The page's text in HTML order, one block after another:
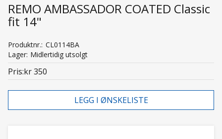
REMO AMBASSADOR COATED Classic
fit 14"
Produktnr. CL0114BA
Lager Midlertidig utsolgt
Pris kr 350
LEGG I ØNSKELISTE